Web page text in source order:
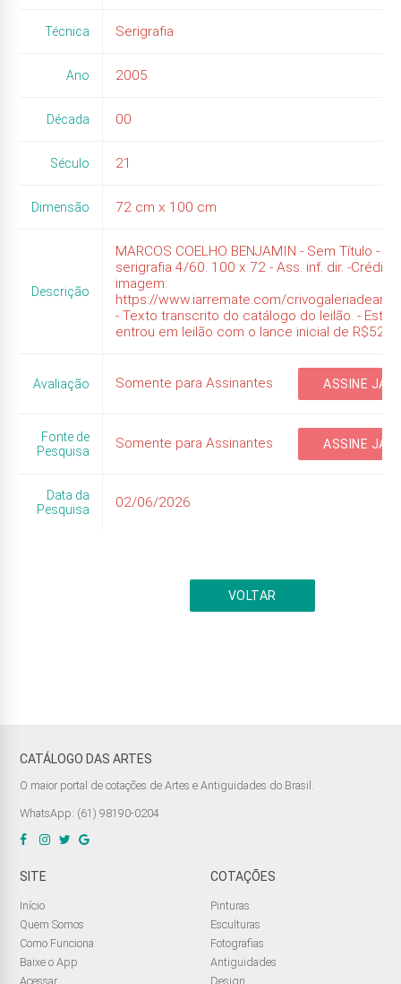
Técnica Serigrafia
Ano 2005
Década 00
Século 21
Dimensão 72 cm x 100 cm
Descrição
MARCOS COELHO BENJAMIN - Sem Título -
serigrafia 4/60. 100 x 72 - Ass. inf. dir. -Crédito
imagem:
https://www.iarremate.com/
- Texto transcrito do catálogo do leilão. - Esta
entrou em leilão com o lance inicial de
Avaliação Somente para Assinantes ASSINE JÁ
Fonte de
Pesquisa
Somente para Assinantes ASSINE JÁ
Data da
Pesquisa
02/06/2026
VOLTAR
CATÁLOGO DAS ARTES
O maior portal de cotações de Artes e Antiguidades do Brasil.
WhatsApp: (61) 98190-0204
SITE
Início
Quem Somos
Como Funciona
Baixe o App
Acessar
COTAÇÕES
Pinturas
Esculturas
Fotografias
Antiguidades
Design